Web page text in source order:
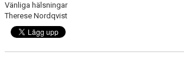
Vänliga hälsningar
Therese Nordqvist